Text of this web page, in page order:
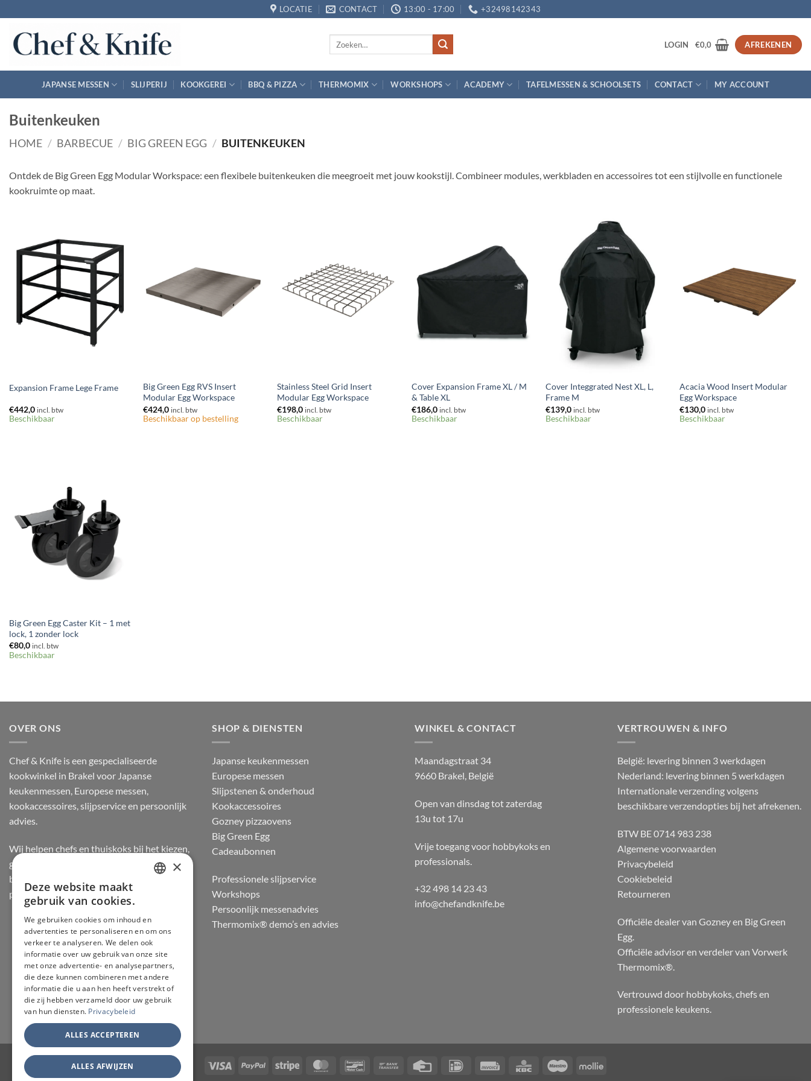
naar
inhoud
LOCATIE CONTACT 13:00 - 17:00 +32498142343
LOGIN €0,0 AFREKENEN
JAPANSE MESSEN SLIJPERIJ KOOKGEREI BBQ & PIZZA THERMOMIX WORKSHOPS ACADEMY TAFELMESSEN & SCHOOLSETS CONTACT MY ACCOUNT
Buitenkeuken
HOME / BARBECUE / BIG GREEN EGG / BUITENKEUKEN
Ontdek de Big Green Egg Modular Workspace: een flexibele buitenkeuken die meegroeit met jouw kookstijl. Combineer modules, werkbladen en accessoires tot een stijlvolle en functionele
kookruimte op maat.
Toevoegen
aan
verlanglijst
Expansion Frame Lege Frame
€442,0 incl. btw
Beschikbaar
Big Green Egg RVS Insert
Modular Egg Workspace
€424,0 incl. btw
Beschikbaar op bestelling
Stainless Steel Grid Insert
Modular Egg Workspace
€198,0 incl. btw
Beschikbaar
aan
verlanglijst
Cover Expansion Frame XL / M
& Table XL
€186,0 incl. btw
Beschikbaar
Toevoegen
aan
verlanglijst
Cover Integgrated Nest XL, L,
Frame M
€139,0 incl. btw
Beschikbaar
Acacia Wood Insert Modular
Egg Workspace
€130,0 incl. btw
Beschikbaar
Big Green Egg Caster Kit – 1 met
lock, 1 zonder lock
€80,0 incl. btw
Beschikbaar
OVER ONS
Chef & Knife is een gespecialiseerde
kookwinkel in Brakel voor Japanse
keukenmessen, Europese messen,
kookaccessoires, slijpservice en persoonlijk
advies.
Wij helpen chefs en thuiskoks bij het kiezen,
gebruiken en onderhouden van messen, op
basis van staalsoort, balans, snijgevoel en
praktijkervaring.
SHOP & DIENSTEN
Japanse keukenmessen
Europese messen
Slijpstenen & onderhoud
Kookaccessoires
Gozney pizzaovens
Big Green Egg
Cadeaubonnen
Professionele slijpservice
Workshops
Persoonlijk messenadvies
Thermomix® demo’s en advies
WINKEL & CONTACT
Maandagstraat 34
9660 Brakel, België
Open van dinsdag tot zaterdag
13u tot 17u
Vrije toegang voor hobbykoks en
professionals.
+32 498 14 23 43
info@chefandknife.be
VERTROUWEN & INFO
België: levering binnen 3 werkdagen
Nederland: levering binnen 5 werkdagen
Internationale verzending volgens
beschikbare verzendopties bij het afrekenen.
BTW BE 0714 983 238
Algemene voorwaarden
Privacybeleid
Cookiebeleid
Retourneren
Officiële dealer van Gozney en Big Green
Egg.
Officiële advisor en verdeler van Vorwerk
Thermomix®.
Vertrouwd door hobbykoks, chefs en
professionele keukens.
Visa PayPal Stripe MasterCardBancontactBank
Credit
IDeal Invoice KBC Maestro Mollie
GERMAN
ENGLISH
×
Deze website maakt
gebruik van cookies.
We gebruiken cookies om inhoud en
advertenties te personaliseren en om ons
verkeer te analyseren. We delen ook
informatie over uw gebruik van onze site
met onze advertentie- en analysepartners,
die deze kunnen combineren met andere
informatie die u aan hen heeft verstrekt of
die zij hebben verzameld door uw gebruik
van hun diensten. Privacybeleid
ALLES ACCEPTEREN
ALLES AFWIJZEN